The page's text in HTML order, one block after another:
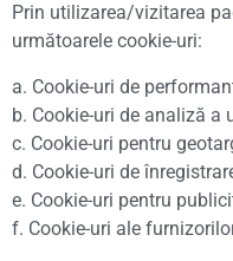
Prin utilizarea/vizitarea
următoarele cookie-uri:
a. Cookie-uri de
b. Cookie-uri de analiză a
c. Cookie-uri pentru
d. Cookie-uri de
e. Cookie-uri pentru
f. Cookie-uri ale